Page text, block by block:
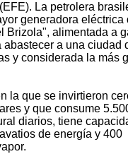
La petrolera
generadora eléctrica
Brizola", alimentada a
a una ciudad
y considerada la más
la que se invirtieron
y que consume
diarios, tiene
de energía y 400